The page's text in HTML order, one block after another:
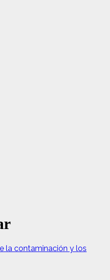
la contaminación y los